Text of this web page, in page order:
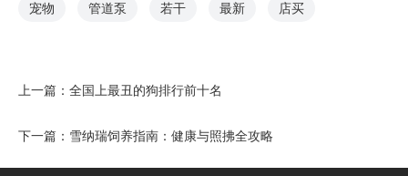
宠物 管道泵 若干 最新 店买
上一篇： 全国上最丑的狗排行前十名
下一篇： 雪纳瑞饲养指南：健康与照拂全攻略